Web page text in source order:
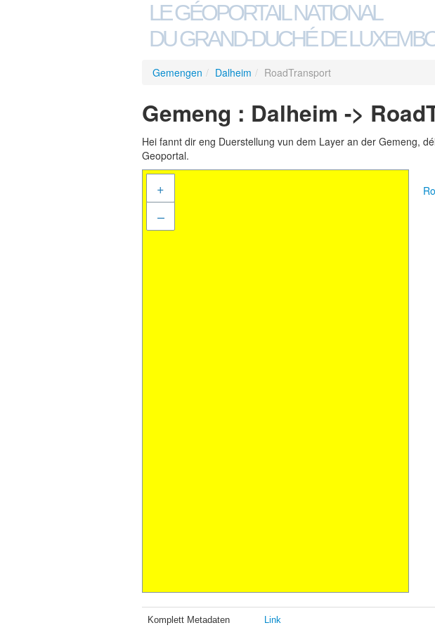
LE GÉOPORTAIL NATIONAL
DU GRAND-DUCHÉ DE
Gemengen / Dalheim / RoadTransport
Gemeng : Dalheim ->
Hei fannt dir eng Duerstellung vun dem Layer an der Gemeng,
Geoportal.
+
–
Komplett Metadaten Link